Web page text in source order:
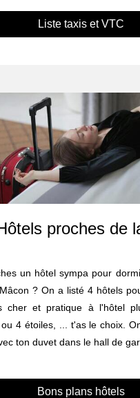
Liste taxis et VTC
proches de
un hôtel sympa pour
? On a listé 4 hôtels
cher et pratique à l'hôtel
4 étoiles, ... t'as le choix.
ton duvet dans le hall de
Bons plans hôtels